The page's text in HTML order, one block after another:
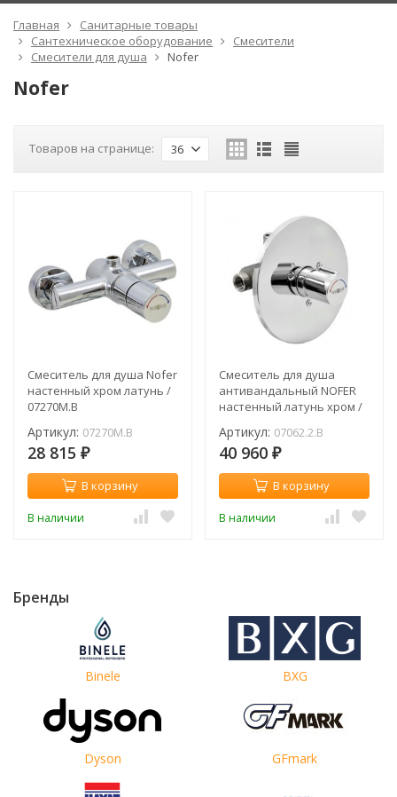
Главная
Санитарные товары
Сантехническое оборудование
Смесители
Смесители для душа
Nofer
Nofer
Товаров на странице: 36
Смеситель для душа Nofer
настенный хром латунь /
07270M.B
Артикул: 07270M.B
28 815 ₽
В корзину
В наличии
Смеситель для душа
антивандальный NOFER
настенный латунь хром /
Артикул: 07062.2.B
40 960 ₽
В корзину
В наличии
Бренды
Binele BXG
Dyson GFmark